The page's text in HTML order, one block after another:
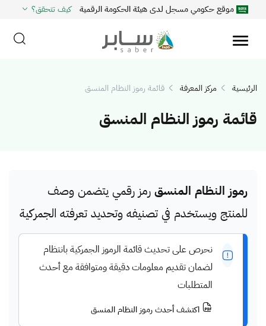
موقع حكومي مسجل لدى هيئة الحكومة الرقمية كيف تتحقق؟
الرئيسية مركز المعرفة قائمة رموز النظام المنسق
قائمة رموز النظام المنسق
رموز النظام المنسق رمز رقمي يتضمن وصف
للمنتج ويستخدم في تصنيفه وتحديد تعرفته الجمركية
نحرص على تحديث قائمة الرموز الجمركية بانتظام
لضمان تقديم معلومات دقيقة ومتوافقة مع أحدث
المتطلبات
اكتشف أحدث رموز النظام المنسق